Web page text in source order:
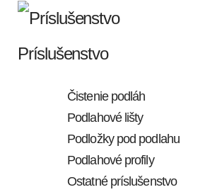
Príslušenstvo
Čistenie podláh
Podlahové lišty
Podložky pod podlahu
Podlahové profily
Ostatné príslušenstvo